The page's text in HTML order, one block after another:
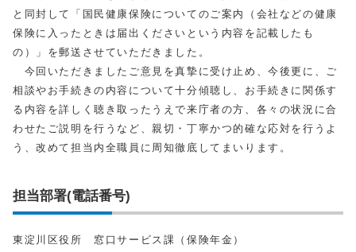
と同封して「国民健康保険についてのご案内（会社などの健康
保険に入ったときは届出くださいという内容を記載したも
の）」を郵送させていただきました。
今回いただきましたご意見を真摯に受け止め、今後更に、ご
相談やお手続きの内容について十分傾聴し、お手続きに関係す
る内容を詳しく聴き取ったうえで来庁者の方、各々の状況に合
わせたご説明を行うなど、親切・丁寧かつ的確な応対を行うよ
う、改めて担当内全職員に周知徹底してまいります。
担当部署(電話番号)
東淀川区役所 窓口サービス課（保険年金）